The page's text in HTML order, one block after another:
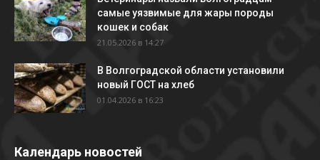
самые уязвимые для жары породы
кошек и собак
21.05.2026 в 14:27
В Волгоградской области установили
новый ГОСТ на хлеб
01.04.2026 в 16:23
Календарь новостей